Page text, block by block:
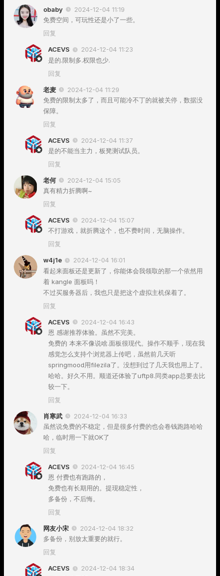
obaby
2024-12-04 11:19
免费空间，可玩性还是小了一些。
回复
ACEVS
2024-12-04 11:23
是的.限制多.权限也少.
回复
老麦
2024-12-04 11:29
免费的限制太多了，而且可能冷不丁的就被关停，数据没
保障。
回复
ACEVS
2024-12-04 11:37
是的不能当主力，板凳测试队员。
回复
老何
2024-12-04 15:05
真有精力折腾啊~
回复
ACEVS
2024-12-04 15:07
不打游戏，就折腾这个，也不费时间，无脑操作。
回复
w4j1e
2024-12-04 16:01
看起来面板还是更新了，你能体会我领取的那一个依然用
着 kangle 面板吗！
不过买服务器后，我也只是把这个虚拟主机保着了。
回复
ACEVS
2024-12-04 16:43
恩 感谢推荐体验。虽然不完美。
免费的 本来不像说啥.面板很现代。操作不顺手，现在我
感觉怎么支持个浏览器上传吧，虽然前几天听
springmood用filezila了。没想到过了几天我也用上了。
哈哈。好久不用。顺道还体验了uftp8.同类app总要去比
较一下。
回复
肖寒武
2024-12-04 16:33
虽然说免费的不稳定，但是很多付费的也会卷钱跑路哈哈
哈，临时用一下就OK了
回复
ACEVS
2024-12-04 16:45
恩 付费也有跑路的，
免费也有长期用的。提现稳定性，
多备份，不后悔。
回复
网友小宋
2024-12-04 18:32
多备份，别放太重要的就行。
回复
ACEVS
2024-12-04 18:34